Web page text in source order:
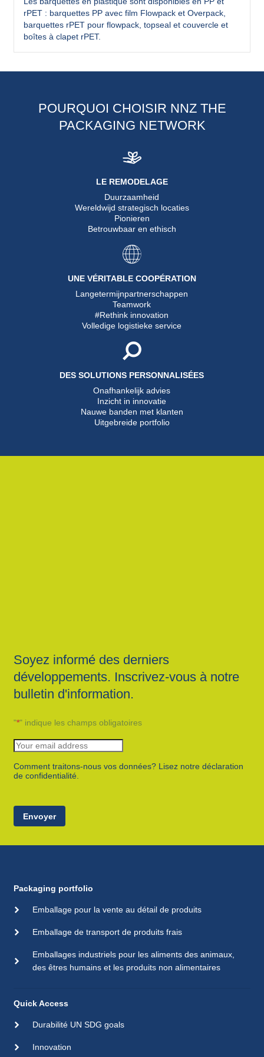
rPET : barquettes PP avec film Flowpack et Overpack,
barquettes rPET pour flowpack, topseal et couvercle et
boîtes à clapet rPET.
POURQUOI CHOISIR NNZ THE
PACKAGING NETWORK
LE REMODELAGE
Duurzaamheid
Wereldwijd strategisch locaties
Pionieren
Betrouwbaar en ethisch
UNE VÉRITABLE COOPÉRATION
Langetermijnpartnerschappen
Teamwork
#Rethink innovation
Volledige logistieke service
DES SOLUTIONS PERSONNALISÉES
Onafhankelijk advies
Inzicht in innovatie
Nauwe banden met klanten
Uitgebreide portfolio
Soyez informé des derniers
développements. Inscrivez-vous à notre
bulletin d'information.
"*" indique les champs obligatoires
Comment traitons-nous vos données? Lisez notre déclaration
de confidentialité.
Envoyer
Packaging portfolio
Emballage pour la vente au détail de produits
Emballage de transport de produits frais
Emballages industriels pour les aliments des animaux,
des êtres humains et les produits non alimentaires
Quick Access
Durabilité UN SDG goals
Innovation